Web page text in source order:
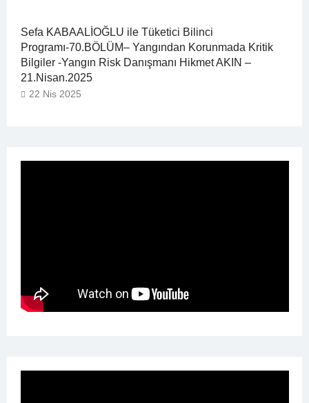
Sefa KABAALİOĞLU ile Tüketici Bilinci
Programı-70.BÖLÜM– Yangından Korunmada Kritik
Bilgiler -Yangın Risk Danışmanı Hikmet AKIN –
21.Nisan.2025
22 Nis 2025